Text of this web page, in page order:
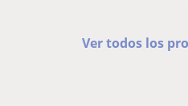
Ver todos los